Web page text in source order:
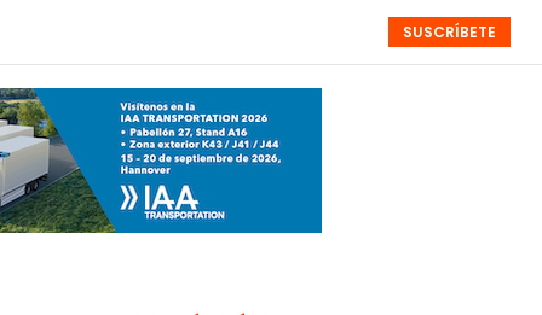
SEMANALES
MONOGRÁFICOS EVENTOS
SUSCRÍBETE